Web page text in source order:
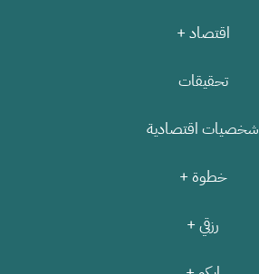
اقتصاد +
تحقيقات
شخصيات اقتصادية
خطوة +
رزقي +